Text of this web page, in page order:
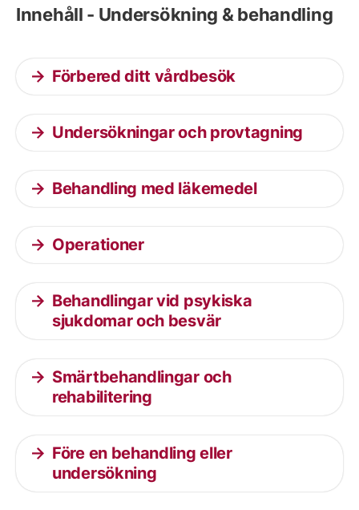
Innehåll - Undersökning & behandling
Förbered ditt vårdbesök
Undersökningar och provtagning
Behandling med läkemedel
Operationer
Behandlingar vid psykiska
sjukdomar och besvär
Smärtbehandlingar och
rehabilitering
Före en behandling eller
undersökning